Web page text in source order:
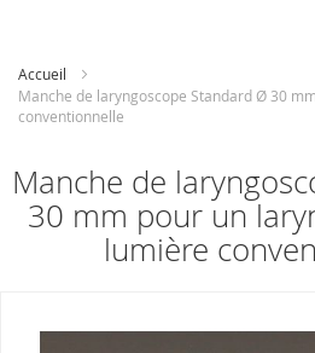
Accueil
Manche de laryngoscope Standard Ø 30
conventionnelle
Manche de
30 mm pour un
lumière